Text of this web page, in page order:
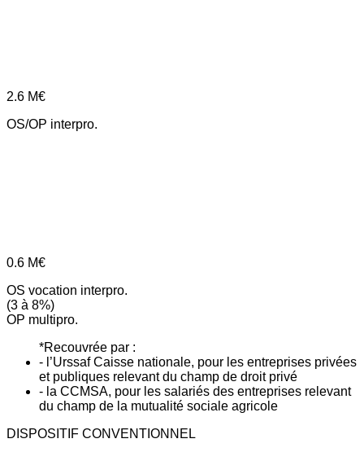
2.6 M€
OS/OP interpro.
0.6 M€
OS vocation interpro.
(3 à 8%)
OP multipro.
*Recouvrée par :
- l’Urssaf Caisse nationale, pour les entreprises privées
et publiques relevant du champ de droit privé
- la CCMSA, pour les salariés des entreprises relevant
du champ de la mutualité sociale agricole
DISPOSITIF CONVENTIONNEL